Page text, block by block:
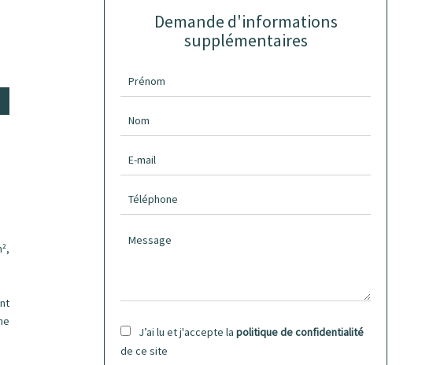
Demande d'informations
supplémentaires
J’ai lu et j'accepte la politique de confidentialité
de ce site